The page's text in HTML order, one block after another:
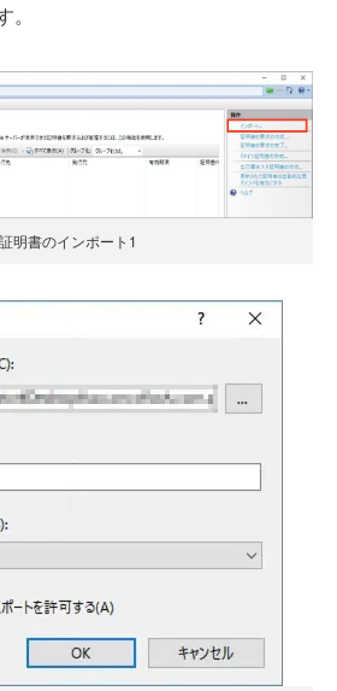
証明書のインポート1